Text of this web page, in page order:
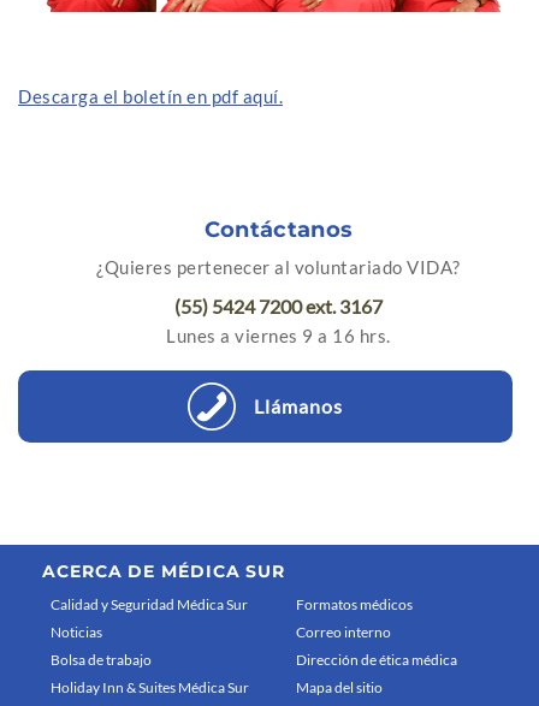
Descarga el boletín en pdf aquí.
Contáctanos
¿Quieres pertenecer al voluntariado VIDA?
(55) 5424 7200 ext. 3167
Lunes a viernes 9 a 16 hrs.
Llámanos
ACERCA DE MÉDICA SUR
Calidad y Seguridad Médica Sur
Noticias
Bolsa de trabajo
Holiday Inn & Suites Médica Sur
Formatos médicos
Correo interno
Dirección de ética médica
Mapa del sitio